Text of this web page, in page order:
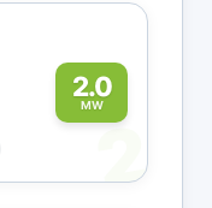
2.0
MW
2